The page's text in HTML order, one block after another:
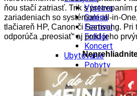
Výstava
Galéria
Festival
Folklór
Koncert
Ubytovanie
Pobyty
Wellness
Gastro
Kultúra a tradície
ňou stačí zatriasť. Trik s pretrepaním
zariadeniach so systémom all-in-
tlačiareň HP, Canon či Samsung. Pri
odporúča „preosiať“ aj pred jeho